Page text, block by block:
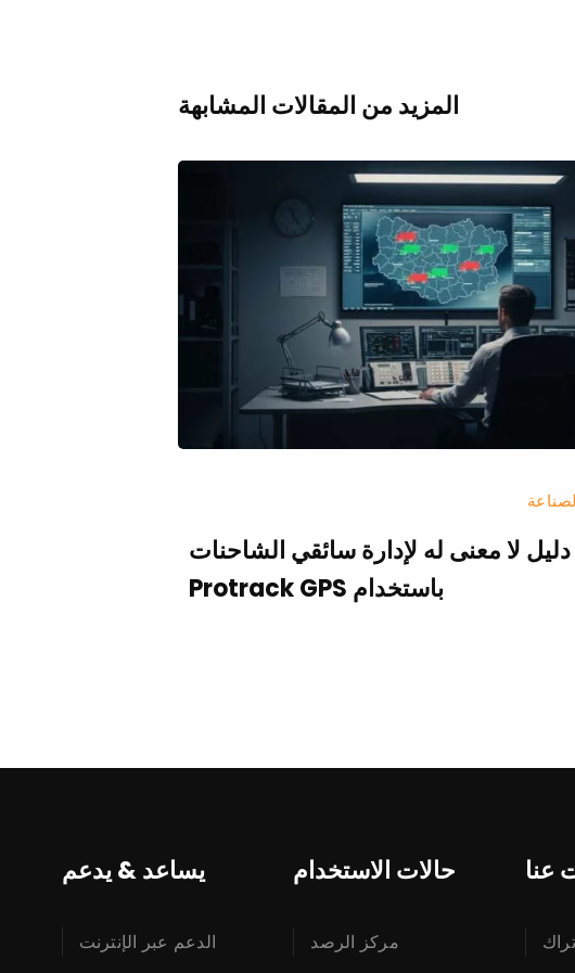
المزيد من المقالات المشابهة
دليل لا معنى له لإدارة سائقي الشاحنات
باستخدام Protrack GPS
عنا حالات الاستخدام
مركز الرصد
يساعد & يدعم
الدعم عبر الإنترنت